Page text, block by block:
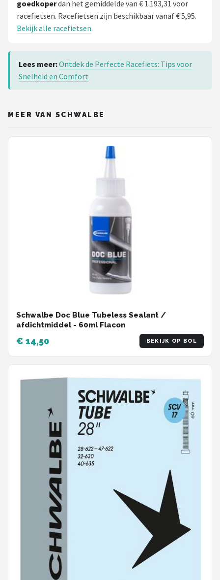
goedkoperdan het gemiddelde van € 1.193,31 voor
racefietsen. Racefietsen zijn beschikbaar vanaf € 5,95.
Bekijk alle racefietsen.
Lees meer:Ontdek de Perfecte Racefiets: Tips voor
Snelheid en Comfort
MEER VAN SCHWALBE
Schwalbe Doc Blue Tubeless Sealant /
afdichtmiddel - 60ml Flacon
€ 14,50 BEKIJK OP BOL